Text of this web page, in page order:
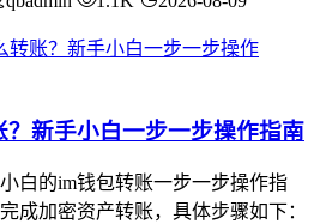
新手小白一步一步操作指南
白的im钱包转账一步一步操作指
成加密资产转账，具体步骤如下：